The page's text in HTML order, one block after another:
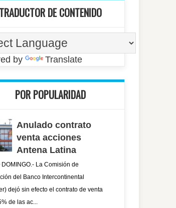
TRADUCTOR DE CONTENIDO
by Translate
POR POPULARIDAD
Anulado contrato
venta acciones
Antena Latina
DOMINGO.- La Comisión de
del Banco Intercontinental
dejó sin efecto el contrato de venta
de las ac...